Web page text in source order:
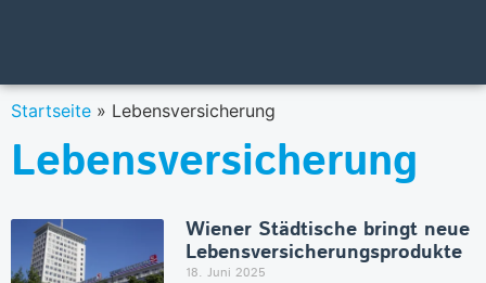
Startseite » Lebensversicherung
Lebensversicherung
Wiener Städtische bringt neue
Lebensversicherungsprodukte
18. Juni 2025